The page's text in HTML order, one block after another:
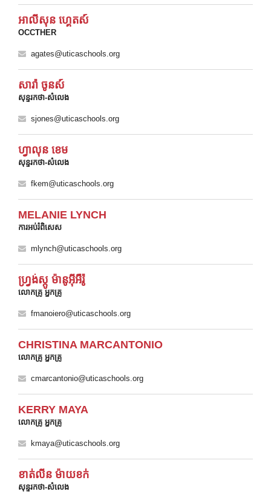
អាលីសុន ហ្គេតស៍
OCCTHER
agates@uticaschools.org
សារ៉ា ចូនស៍
សុន្ទរកថា-សំលេង
sjones@uticaschools.org
ហ្វាលុន ខេម
សុន្ទរកថា-សំលេង
fkem@uticaschools.org
MELANIE LYNCH
ការអប់រំពិសេស
mlynch@uticaschools.org
ហ្វ្រង់ស្កូ ម៉ានូអ៊ីអឺរ៉ូ
លោកគ្រូ អ្នកគ្រូ
fmanoiero@uticaschools.org
CHRISTINA MARCANTONIO
លោកគ្រូ អ្នកគ្រូ
cmarcantonio@uticaschools.org
KERRY MAYA
លោកគ្រូ អ្នកគ្រូ
kmaya@uticaschools.org
ខាត់លីន ម៉ាយខក់
សុន្ទរកថា-សំលេង